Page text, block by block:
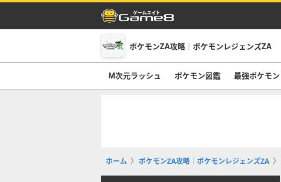
ポケモンZA攻略｜ポケモンレジェンズZA
M次元ラッシュ ポケモン図鑑 最強ポケモン
ホーム ポケモンZA攻略｜ポケモンレジェンズZA